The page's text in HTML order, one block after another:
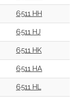
6511 HH
6511 HJ
6511 HK
6511 HA
6511 HL